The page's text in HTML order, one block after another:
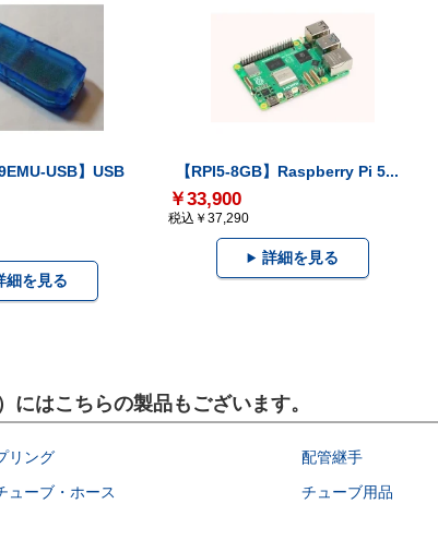
USB】USB
細を見る
【RPI5-8GB】Raspberry Pi 5...
￥33,900
税込￥37,290
詳細を見る
はこちらの製品もございます。
リング 配管継手
ューブ・ホース チューブ用品